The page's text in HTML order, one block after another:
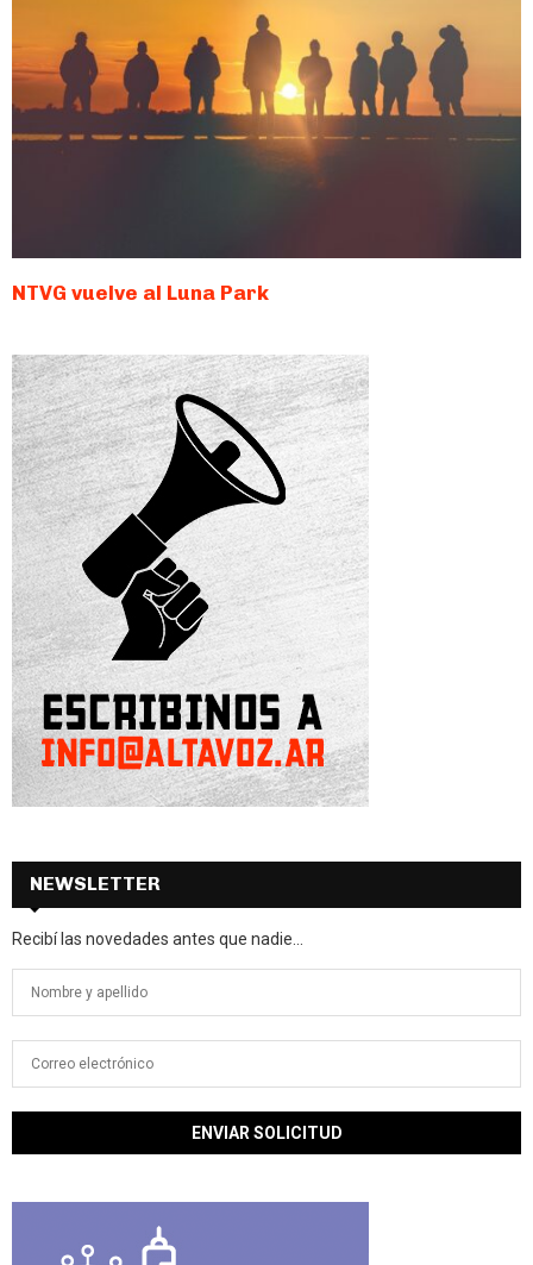
NTVG vuelve al Luna Park
NEWSLETTER
Recibí las novedades antes que nadie...